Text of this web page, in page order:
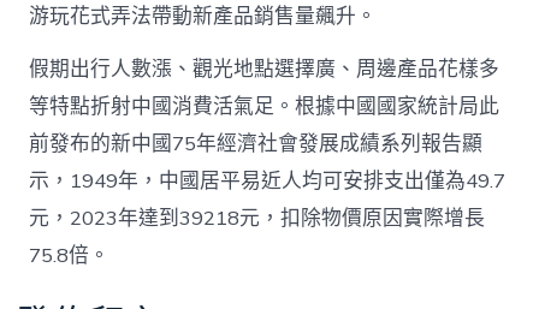
游玩花式弄法帶動新產品銷售量飆升。
假期出行人數漲、觀光地點選擇廣、周邊產品花樣多
等特點折射中國消費活氣足。根據中國國家統計局此
前發布的新中國75年經濟社會發展成績系列報告顯
示，1949年，中國居平易近人均可安排支出僅為49.7
元，2023年達到39218元，扣除物價原因實際增長
75.8倍。